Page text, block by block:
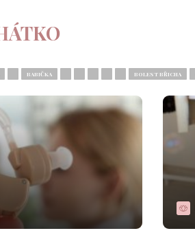
BABIČKA BOLEST BŘICHA